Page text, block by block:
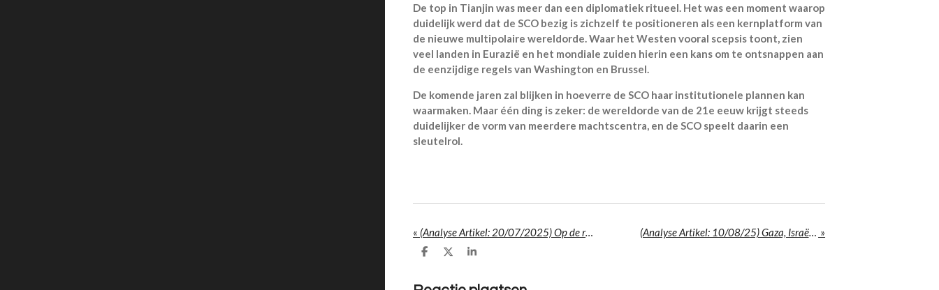
De top in Tianjin was meer dan een diplomatiek ritueel. Het was een moment waarop
duidelijk werd dat de SCO bezig is zichzelf te positioneren als een kernplatform van
de nieuwe multipolaire wereldorde. Waar het Westen vooral scepsis toont, zien
veel landen in Eurazië en het mondiale zuiden hierin een kans om te ontsnappen aan
de eenzijdige regels van Washington en Brussel.
De komende jaren zal blijken in hoeverre de SCO haar institutionele plannen kan
waarmaken. Maar één ding is zeker: de wereldorde van de 21e eeuw krijgt steeds
duidelijker de vorm van meerdere machtscentra, en de SCO speelt daarin een
sleutelrol.
« (Analyse Artikel: 20/07/2025) Op de rand van confrontatie: Wereldpolitiek richting 2027 (Analyse Artikel: 10/08/25) Gaza, Israël en de Lange Schaduw van de Geschiedenis »
D
e
D
l
S
r